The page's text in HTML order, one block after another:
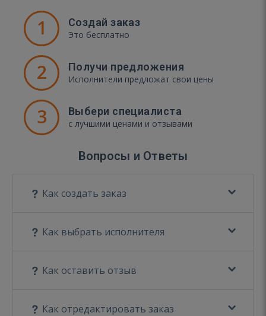
1 Создай заказ
Это бесплатно
2 Получи предложения
Исполнители предложат свои цены
3 Выбери специалиста
с лучшими ценами и отзывами
Вопросы и Ответы
Как создать заказ
Как выбрать исполнителя
Как оставить отзыв
Как отредактировать заказ